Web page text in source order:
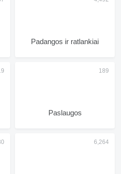
Padangos ir ratlankiai
Paslaugos